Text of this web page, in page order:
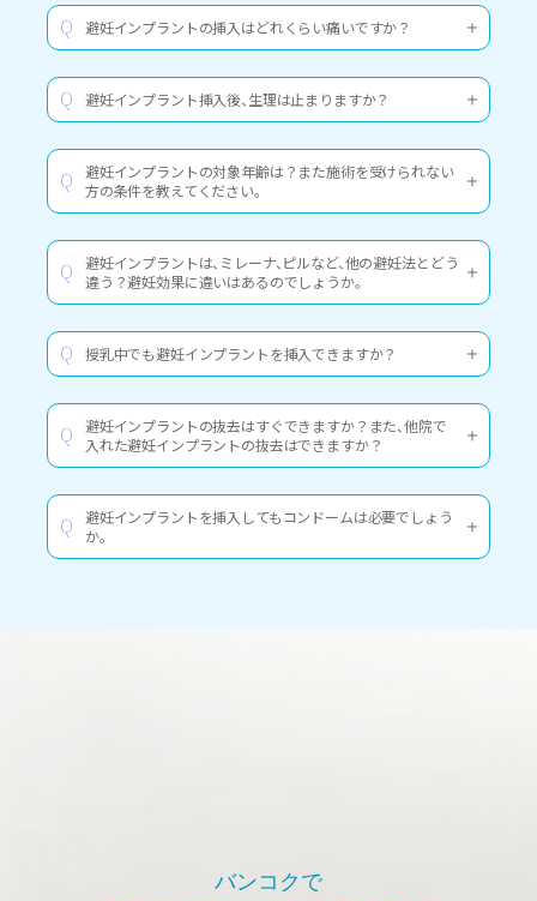
Q 避妊インプラントの挿入はどれくらい痛いですか？
Q 避妊インプラント挿入後、生理は止まりますか？
Q
避妊インプラントの対象年齢は？また施術を受けられない
方の条件を教えてください。
Q
避妊インプラントは、ミレーナ、ピルなど、他の避妊法とどう
違う？避妊効果に違いはあるのでしょうか。
Q 授乳中でも避妊インプラントを挿入できますか？
Q
避妊インプラントの抜去はすぐできますか？また、他院で
入れた避妊インプラントの抜去はできますか？
Q
避妊インプラントを挿入してもコンドームは必要でしょう
か。
バンコクで